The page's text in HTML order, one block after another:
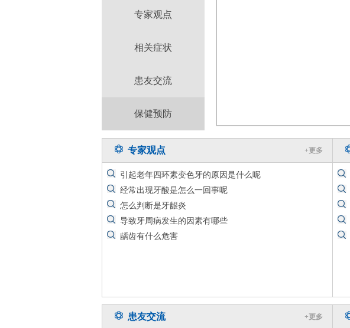
专家观点
相关症状
患友交流
保健预防
专家观点 +更多
引起老年四环素变色牙的原因是什么呢
经常出现牙酸是怎么一回事呢
怎么判断是牙龈炎
导致牙周病发生的因素有哪些
龋齿有什么危害
患友交流 +更多